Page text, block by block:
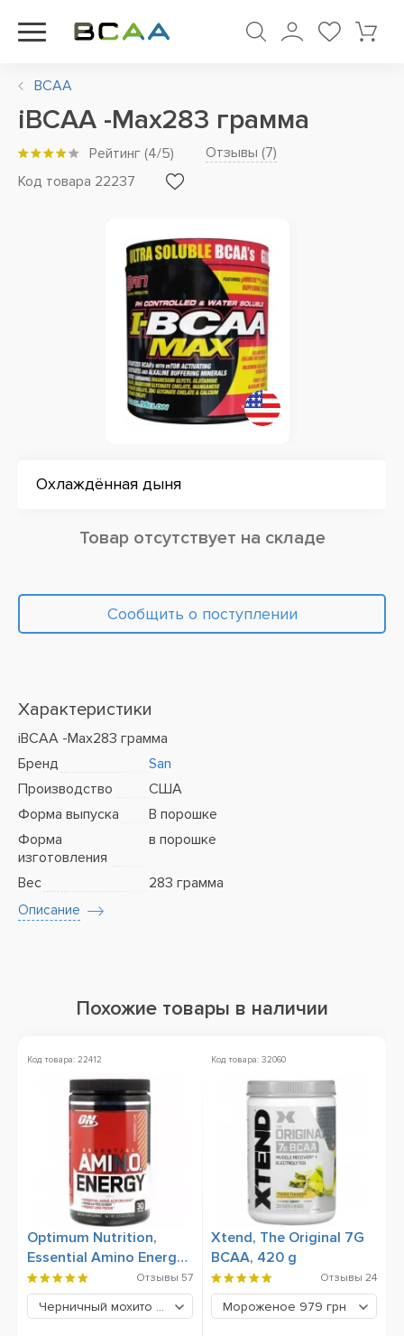
BCAA
iBCAA -Max283 грамма
Рейтинг (4/5) Отзывы (7)
Код товара 22237
Охлаждённая дыня
Товар отсутствует на складе
Сообщить о поступлении
Характеристики
iBCAA -Max283 грамма
Бренд
San
Производство
США
Форма выпуска
В порошке
Форма
изготовления
в порошке
Вес 283 грамма
Описание
Похожие товары в наличии
Код товара: 22412
Optimum Nutrition,
Essential Amino Energy,
270 грамм
Отзывы 57
Черничный мохито
779 грн
Код товара: 32060
Xtend, The Original 7G
BCAA, 420 g
Отзывы 24
Мороженое 979 грн